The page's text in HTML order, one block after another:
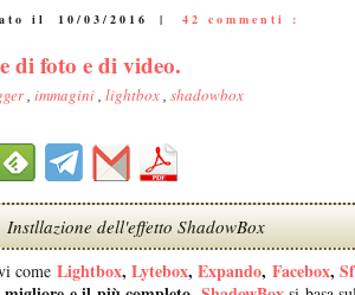
il 10/03/2016 | 42 commenti :
di foto e di video.
, immagini, lightbox, shadowbox
Instllazione dell'effetto ShadowBox
come Lightbox, Lytebox,Expando, Facebox,